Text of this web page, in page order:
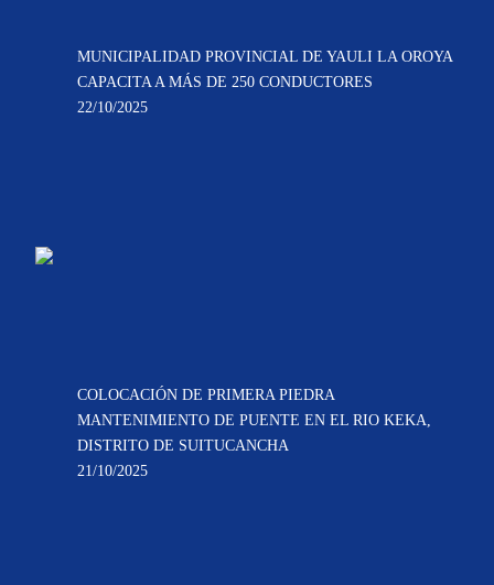
MUNICIPALIDAD PROVINCIAL DE YAULI LA OROYA
CAPACITA A MÁS DE 250 CONDUCTORES
22/10/2025
COLOCACIÓN DE PRIMERA PIEDRA
MANTENIMIENTO DE PUENTE EN EL RIO KEKA,
DISTRITO DE SUITUCANCHA
21/10/2025